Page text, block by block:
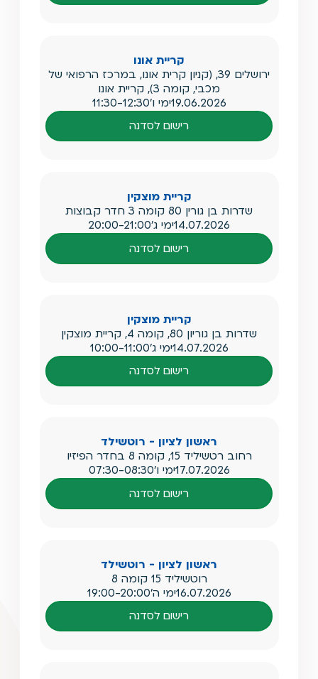
קריית אונו
ירושלים 39, (קניון קרית אונו, במרכז הרפואי של
מכבי, קומה 3), קריית אונו
19.06.2026ימי ו'11:30-12:30
רישום לסדנה
קריית מוצקין
שדרות בן גורין 80 קומה 3 חדר קבוצות
14.07.2026ימי ג'20:00-21:00
רישום לסדנה
קריית מוצקין
שדרות בן גוריון 80, קומה 4, קריית מוצקין
14.07.2026ימי ג'10:00-11:00
רישום לסדנה
ראשון לציון - רוטשילד
רחוב רטשיליד 15, קומה 8 בחדר הפיזיו
17.07.2026ימי ו'07:30-08:30
רישום לסדנה
ראשון לציון - רוטשילד
רוטשיליד 15 קומה 8
16.07.2026ימי ה'19:00-20:00
רישום לסדנה